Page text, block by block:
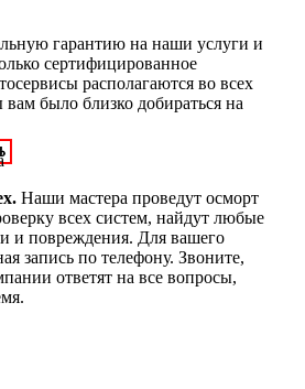
гарантию на наши услуги и
сертифицированное
располагаются во всех
было близко добираться на
Наши мастера проведут осморт
всех систем, найдут любые
и повреждения. Для вашего
запись по телефону. Звоните,
ответят на все вопросы,